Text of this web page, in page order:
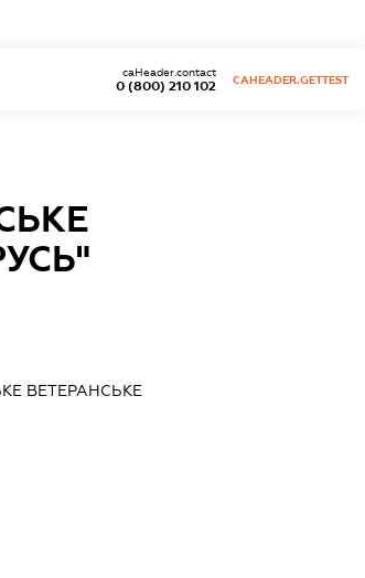
0 (800) 210 102
caHeader.contact
CAHEADER.GETTEST
ВЕТЕРАНСЬКЕ